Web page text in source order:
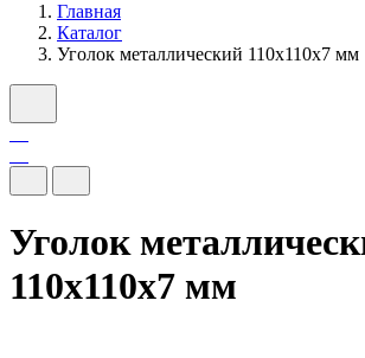
Главная
Каталог
Уголок металлический 110x110x7 мм
Уголок
110x110x7 мм